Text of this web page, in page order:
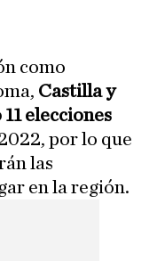
como
Castilla y
elecciones
por lo que
las
en la región.